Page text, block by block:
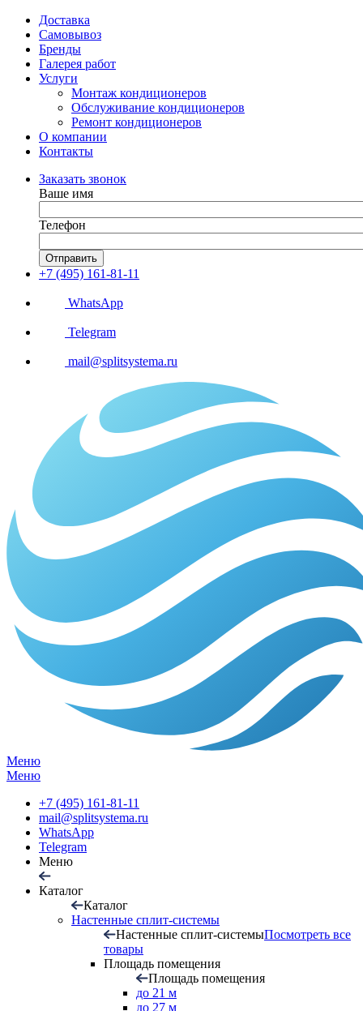
Доставка
Самовывоз
Бренды
Галерея работ
Услуги
Монтаж кондиционеров
Обслуживание кондиционеров
Ремонт кондиционеров
О компании
Контакты
Заказать звонок
Ваше имя
Телефон
Отправить
+7 (495) 161-81-11
WhatsApp
Telegram
mail@splitsystema.ru
Меню
Меню
+7 (495) 161-81-11
mail@splitsystema.ru
WhatsApp
Telegram
Меню
Каталог
Каталог
Настенные сплит-системы
Настенные сплит-системыПосмотреть все
товары
Площадь помещения
Площадь помещения
до 21 м
до 27 м